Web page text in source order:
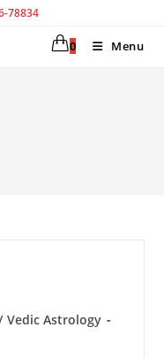
78834
0 Menu
Vedic Astrology